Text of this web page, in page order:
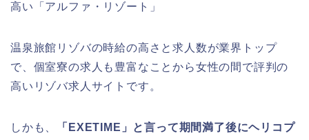
高い「アルファ・リゾート」
温泉旅館リゾバの時給の高さと求人数が業界トップ
で、個室寮の求人も豊富なことから女性の間で評判の
高いリゾバ求人サイトです。
しかも、
「EXETIME」と言って期間満了後にヘリコプ